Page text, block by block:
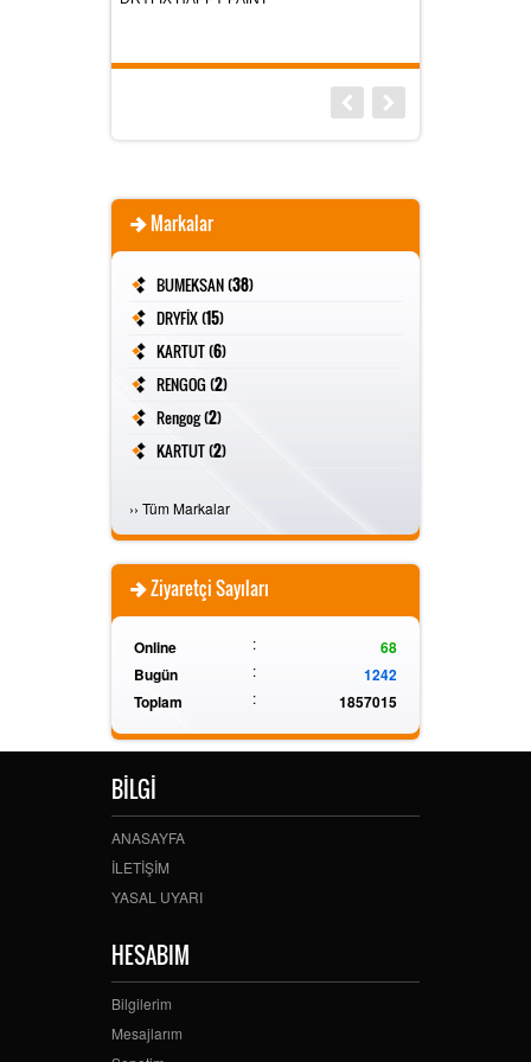
Markalar
BUMEKSAN (38)
DRYFİX (15)
KARTUT (6)
RENGOG (2)
Rengog (2)
KARTUT (2)
›› Tüm Markalar
Ziyaretçi Sayıları
Online :
68
Bugün
:
1242
Toplam
: 1857015
BİLGİ
ANASAYFA
İLETİŞİM
YASAL UYARI
HESABIM
Bilgilerim
Mesajlarım